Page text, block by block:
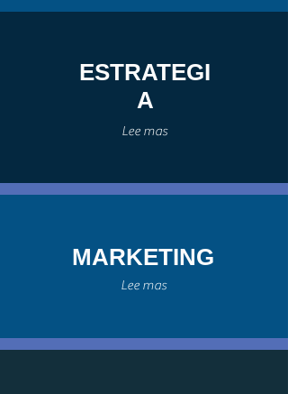
ESTRATEGI
A
Lee mas
MARKETING
Lee mas